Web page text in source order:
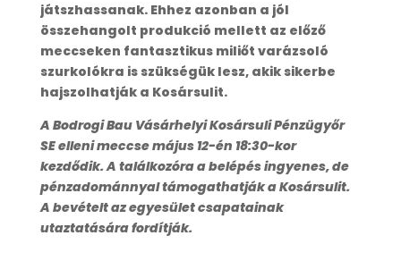
játszhassanak. Ehhez azonban a jól
összehangolt produkció mellett az előző
meccseken fantasztikus miliőt varázsoló
szurkolókra is szükségük lesz, akik sikerbe
hajszolhatják a Kosársulit.
A Bodrogi Bau Vásárhelyi Kosársuli Pénzügyőr
SE elleni meccse május 12-én 18:30-kor
kezdődik. A találkozóra a belépés ingyenes, de
pénzadománnyal támogathatják a Kosársulit.
A bevételt az egyesület csapatainak
utaztatására fordítják.